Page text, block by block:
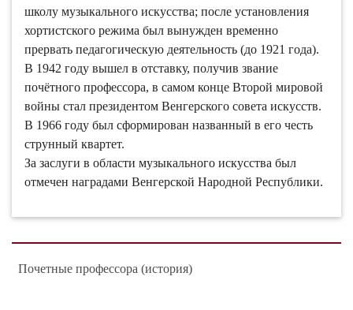
Почетные профессора (история)
школу музыкального искусства; после установления
хортистского режима был вынужден временно
прервать педагогическую деятельность (до 1921 года).
В 1942 году вышел в отставку, получив звание
почётного профессора, в самом конце Второй мировой
войны стал президентом Венгерского совета искусств.
В 1966 году был сформирован названный в его честь
струнный квартет.
За заслуги в области музыкального искусства был
отмечен наградами Венгерской Народной Республики.